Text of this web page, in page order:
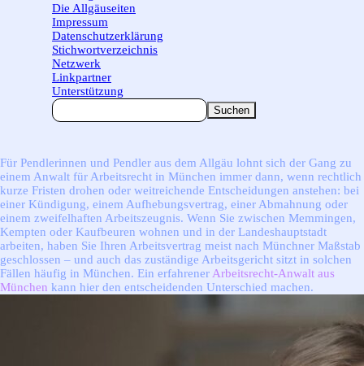
Die Allgäuseiten
Impressum
Datenschutzerklärung
Stichwortverzeichnis
Netzwerk
Linkpartner
Unterstützung
Suchen
Für Pendlerinnen und Pendler aus dem Allgäu lohnt sich der Gang zu
einem Anwalt für Arbeitsrecht in München immer dann, wenn rechtlich
kurze Fristen drohen oder weitreichende Entscheidungen anstehen: bei
einer Kündigung, einem Aufhebungsvertrag, einer Abmahnung oder
einem zweifelhaften Arbeitszeugnis. Wenn Sie zwischen Memmingen,
Kempten oder Kaufbeuren wohnen und in der Landeshauptstadt
arbeiten, haben Sie Ihren Arbeitsvertrag meist nach Münchner Maßstab
geschlossen – und auch das zuständige Arbeitsgericht sitzt in solchen
Fällen häufig in München. Ein erfahrener Arbeitsrecht-Anwalt aus
München kann hier den entscheidenden Unterschied machen.